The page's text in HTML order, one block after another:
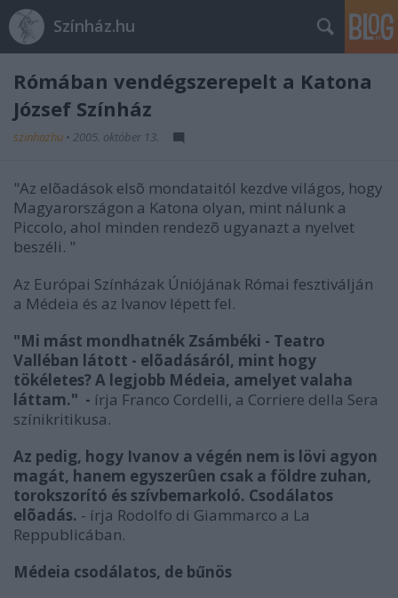
Színház.hu
Rómában vendégszerepelt a Katona
József Színház
szinhazhu • 2005. október 13.
"Az elõadások elsõ mondataitól kezdve világos, hogy
Magyarországon a Katona olyan, mint nálunk a
Piccolo, ahol minden rendezõ ugyanazt a nyelvet
beszéli. "
Az Európai Színházak Úniójának Római fesztiválján
a Médeia és az Ivanov lépett fel.
"Mi mást mondhatnék Zsámbéki - Teatro
Valléban látott - elõadásáról, mint hogy
tökéletes? A legjobb Médeia, amelyet valaha
láttam." - írja Franco Cordelli, a Corriere della Sera
színikritikusa.
Az pedig, hogy Ivanov a végén nem is lövi agyon
magát, hanem egyszerûen csak a földre zuhan,
torokszorító és szívbemarkoló. Csodálatos
elõadás. - írja Rodolfo di Giammarco a La
Reppublicában.
Médeia csodálatos, de bűnös